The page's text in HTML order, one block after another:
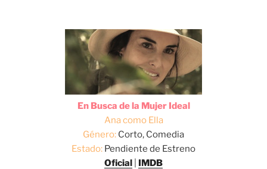
En Busca de la Mujer Ideal
Ana como Ella
Género: Corto, Comedia
Estado: Pendiente de Estreno
Oficial
IMDB